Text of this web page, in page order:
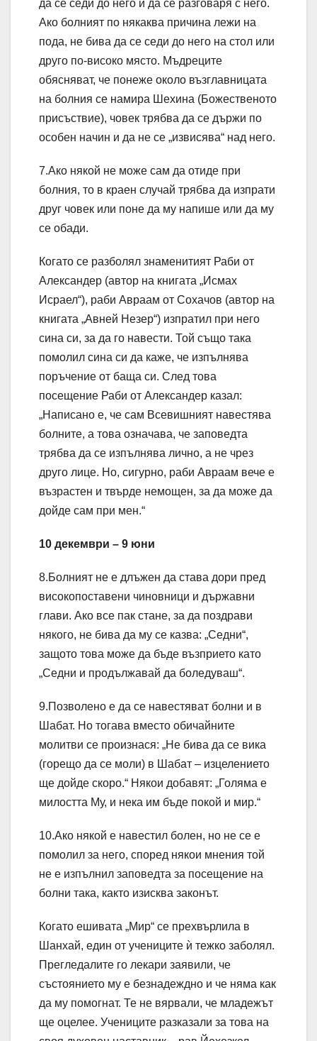
да се седи до него и да се разговаря с него.
Ако болният по някаква причина лежи на
пода, не бива да се седи до него на стол или
друго по-високо място. Мъдреците
обясняват, че понеже около възглавницата
на болния се намира Шехина (Божественото
присъствие), човек трябва да се държи по
особен начин и да не се „извисява“ над него.
7.Ако някой не може сам да отиде при
болния, то в краен случай трябва да изпрати
друг човек или поне да му напише или да му
се обади.
Когато се разболял знаменитият Раби от
Александер (автор на книгата „Исмах
Исраел“), раби Авраам от Сохачов (автор на
книгата „Авней Незер“) изпратил при него
сина си, за да го навести. Той също така
помолил сина си да каже, че изпълнява
поръчение от баща си. След това
посещение Раби от Александер казал:
„Написано е, че сам Всевишният навестява
болните, а това означава, че заповедта
трябва да се изпълнява лично, а не чрез
друго лице. Но, сигурно, раби Авраам вече е
възрастен и твърде немощен, за да може да
дойде сам при мен.“
10 декември – 9 юни
8.Болният не е длъжен да става дори пред
високопоставени чиновници и държавни
глави. Ако все пак стане, за да поздрави
някого, не бива да му се казва: „Седни“,
защото това може да бъде възприето като
„Седни и продължавай да боледуваш“.
9.Позволено е да се навестяват болни и в
Шабат. Но тогава вместо обичайните
молитви се произнася: „Не бива да се вика
(горещо да се моли) в Шабат – изцелението
ще дойде скоро.“ Някои добавят: „Голяма е
милостта Му, и нека им бъде покой и мир.“
10.Ако някой е навестил болен, но не се е
помолил за него, според някои мнения той
не е изпълнил заповедта за посещение на
болни така, както изисква законът.
Когато ешивата „Мир“ се прехвърлила в
Шанхай, един от учениците ѝ тежко заболял.
Прегледалите го лекари заявили, че
състоянието му е безнадеждно и че няма как
да му помогнат. Те не вярвали, че младежът
ще оцелее. Учениците разказали за това на